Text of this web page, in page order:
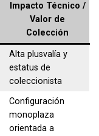
Impacto Técnico /
Valor de
Colección
Alta plusvalía y
estatus de
coleccionista
Configuración
monoplaza
orientada a